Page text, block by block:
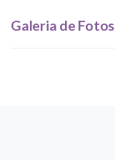
Galeria de Fotos